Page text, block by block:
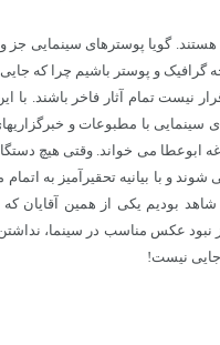
گویا پوسترهای سینمایی
و پوستر باشیم چرا که
نیست تمام آثار فاخر باشند.
با مطبوعات و
می خواند. وقتی هیچ
شوند و با بیانیه
بودیم یکی از همین آقایان
نبود عکس مناسب در سینما،
جایی نیست!